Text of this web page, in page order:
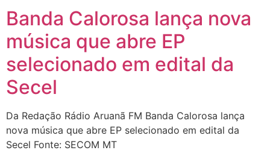
Banda Calorosa lança nova
música que abre EP
selecionado em edital da
Secel
Da Redação Rádio Aruanã FM Banda Calorosa lança
nova música que abre EP selecionado em edital da
Secel Fonte: SECOM MT